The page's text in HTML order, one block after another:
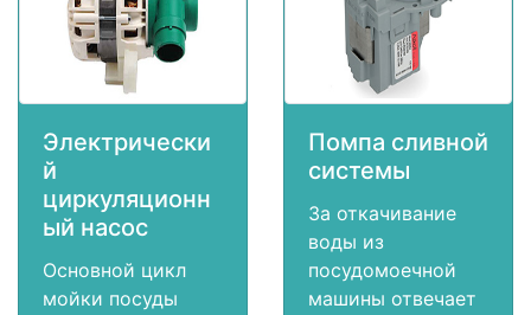
Электрически
й
циркуляционн
ый насос
Основной цикл
мойки посуды
Помпа сливной
системы
За откачивание
воды из
посудомоечной
машины отвечает